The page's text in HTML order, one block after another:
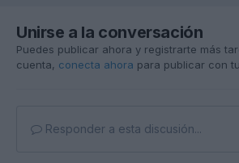
Unirse a la conversación
Puedes publicar ahora y registrarte más
cuenta, conecta ahora para publicar con
Responder a esta discusión...